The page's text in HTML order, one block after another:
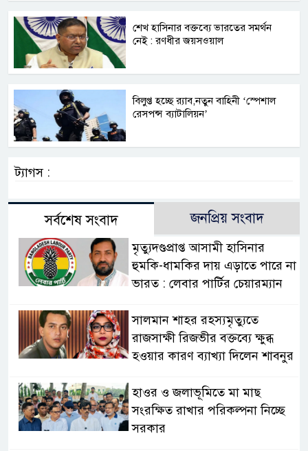
শেখ হাসিনার বক্তব্যে ভারতের সমর্থন
নেই : রণধীর জয়সওয়াল
বিলুপ্ত হচ্ছে র‍্যাব,নতুন বাহিনী ‘স্পেশাল
রেসপন্স ব্যাটালিয়ন’
ট্যাগস :
সর্বশেষ সংবাদ জনপ্রিয় সংবাদ
মৃত্যুদণ্ডপ্রাপ্ত আসামী হাসিনার
হুমকি-ধামকির দায় এড়াতে পারে না
ভারত : লেবার পার্টির চেয়ারম্যান
সালমান শাহর রহস্যমৃত্যুতে
রাজসাক্ষী রিজভীর বক্তব্যে ক্ষুব্ধ
হওয়ার কারণ ব্যাখ্যা দিলেন শাবনুর
হাওর ও জলাভূমিতে মা মাছ
সংরক্ষিত রাখার পরিকল্পনা নিচ্ছে
সরকার